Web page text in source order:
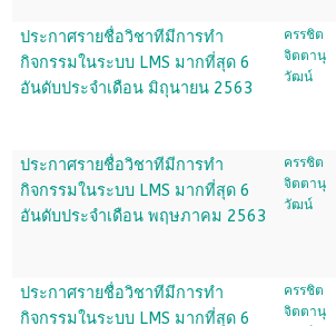
ประกาศรายชื่อวิชาทีมีการทำ
กิจกรรมในระบบ LMS มากที่สุด 6
อันดับประจำเดือน มิถุนายน 2563
ครรชิต
จิตตานุ
วัฒน์
ประกาศรายชื่อวิชาทีมีการทำ
กิจกรรมในระบบ LMS มากที่สุด 6
อันดับประจำเดือน พฤษภาคม 2563
ครรชิต
จิตตานุ
วัฒน์
ประกาศรายชื่อวิชาทีมีการทำ
กิจกรรมในระบบ LMS มากที่สุด 6
ครรชิต
จิตตานุ